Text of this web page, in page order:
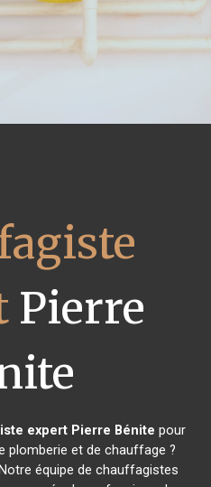
Pierre
expert Pierre Bénite pour
plomberie et de chauffage ?
équipe de chauffagistes